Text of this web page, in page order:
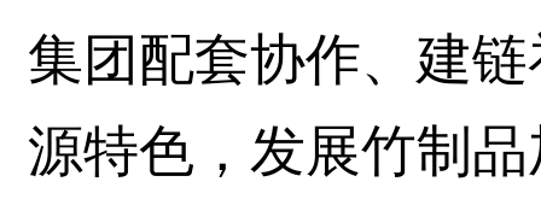
集团配套协作、建
源特色，发展竹制